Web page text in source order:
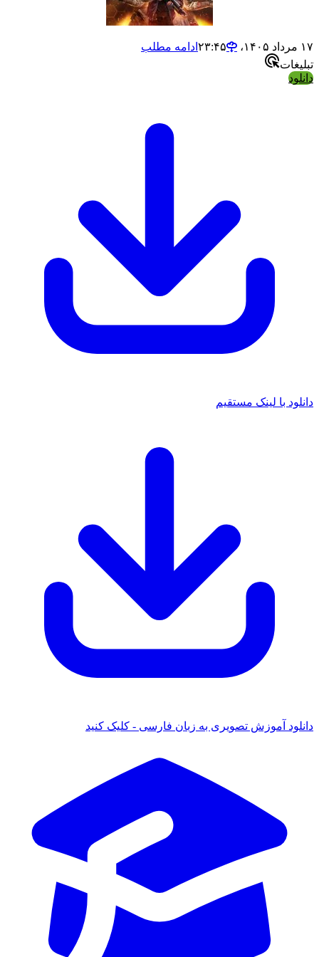
ادامه مطلب
با لینک مستقیم
آموزش تصویری به زبان فارسی - کلیک کنید